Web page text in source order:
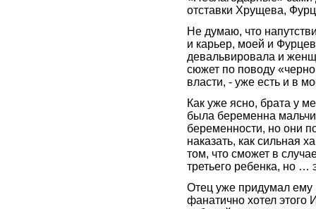
отставки Хрущева,
Не думаю, что
и карьер, моей и
девальвировала и
сюжет по поводу
власти, - уже есть и в
Как уже ясно, брата у
была беременна
беременности, но они
наказать, как сильная
том, что сможет в
третьего ребенка, но
Отец уже придумал
фанатично хотел этого